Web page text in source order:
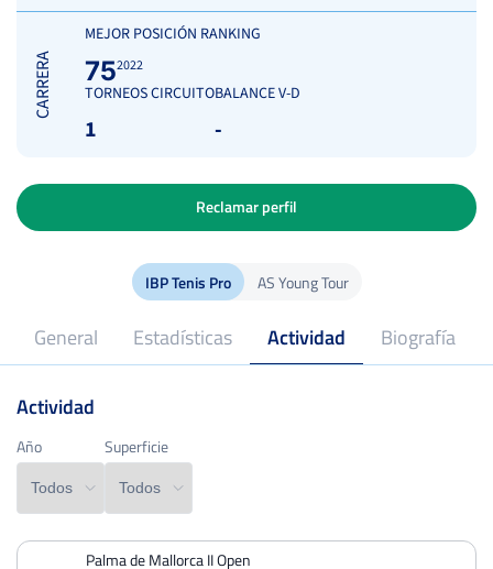
CARRERA
MEJOR POSICIÓN RANKING
752022
TORNEOS CIRCUITO
1
BALANCE V-D
-
IBP Tenis Pro AS Young Tour
General Estadísticas Actividad Biografía
Reclamar perfil
Profesional desde
Año Superficie
PERDIDOS
Actividad
Año Superficie
Palma de Mallorca II Open